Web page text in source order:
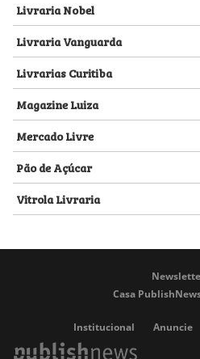
Livraria Nobel
Livraria Vanguarda
Livrarias Curitiba
Magazine Luiza
Mercado Livre
Pão de Açúcar
Vitrola Livraria
Casa
Institucional Anuncie